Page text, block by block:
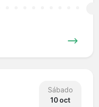
Sábado
10 oct